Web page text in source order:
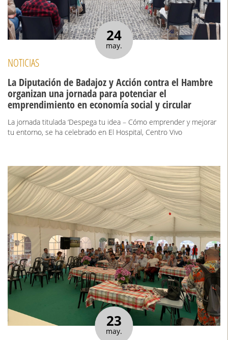
24
may.
NOTICIAS
La Diputación de Badajoz y Acción contra el Hambre
organizan una jornada para potenciar el
emprendimiento en economía social y circular
La jornada titulada ‘Despega tu idea – Cómo emprender y mejorar
tu entorno, se ha celebrado en El Hospital, Centro Vivo
23
may.